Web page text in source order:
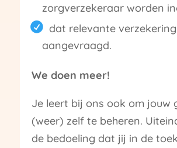
zorgverzekeraar worden
dat relevante
aangevraagd.
We doen meer!
Je leert bij ons ook om jouw
(weer) zelf te beheren.
de bedoeling dat jij in de